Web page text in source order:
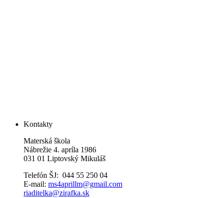
Kontakty
Materská škola
Nábrežie 4. apríla 1986
031 01 Liptovský Mikuláš
Telefón ŠJ: 044 55 250 04
E-mail: ms4aprillm@gmail.com
riaditelka@zirafka.sk